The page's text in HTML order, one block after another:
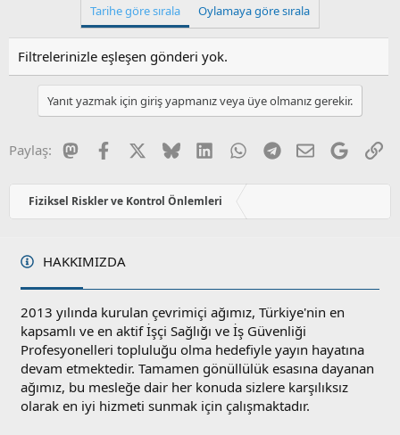
Tarihe göre sırala Oylamaya göre sırala
Filtrelerinizle eşleşen gönderi yok.
Yanıt yazmak için giriş yapmanız veya üye olmanız gerekir.
Paylaş: MastodonFacebook BlueskyLinkedInWhatsAppTelegram
E-postaGoogle
Fiziksel Riskler ve Kontrol Önlemleri
HAKKIMIZDA
2013 yılında kurulan çevrimiçi ağımız, Türkiye'nin en
kapsamlı ve en aktif İşçi Sağlığı ve İş Güvenliği
Profesyonelleri topluluğu olma hedefiyle yayın hayatına
devam etmektedir. Tamamen gönüllülük esasına dayanan
ağımız, bu mesleğe dair her konuda sizlere karşılıksız
olarak en iyi hizmeti sunmak için çalışmaktadır.